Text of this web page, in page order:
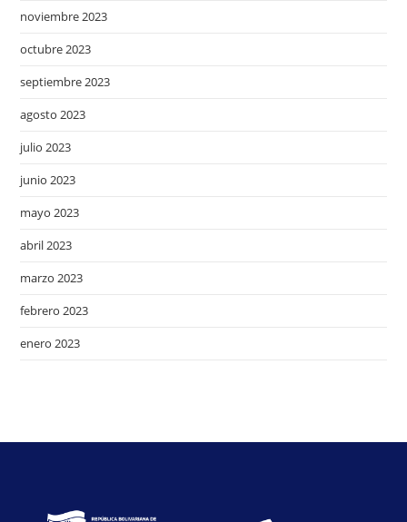
noviembre 2023
octubre 2023
septiembre 2023
agosto 2023
julio 2023
junio 2023
mayo 2023
abril 2023
marzo 2023
febrero 2023
enero 2023